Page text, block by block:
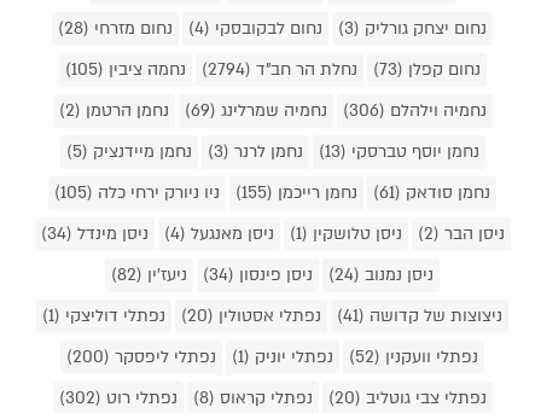
נחום יצחק גורליק (3)
נחום לבקובסקי (4)
נחום מזרחי (28)
נחום קפלן (73)
נחלת הר חב"ד (2794)
נחמה ציבין (105)
נחמיה וילהלם (306)
נחמיה שמרלינג (69)
נחמן הרטמן (2)
נחמן יוסף טברסקי (13)
נחמן לרנר (3)
נחמן מיידנציק (5)
נחמן סודאק (61)
נחמן רייכמן (155)
ניו ניורק ירחי כלה (105)
ניסן הבר (2)
ניסן טלושקין (1) ניסן מאנגעל (4)
ניסן מינדל (34)
ניסן נמנוב (24)
ניסן פינסון (34)
ניעז'ין (82)
ניצוצות של קדושה (41)
נפתלי אסטולין (20)
נפתלי דוליצקי (1)
נפתלי וועקנין (52)
נפתלי יוניק (1)
נפתלי ליפסקר (200)
נפתלי צבי גוטליב (20)
נפתלי קראוס (8)
נפתלי רוט (302)